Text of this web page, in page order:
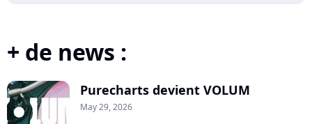
+ de news :
Purecharts devient VOLUM
May 29, 2026